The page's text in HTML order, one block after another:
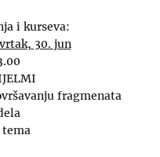
i kurseva:
30. jun
fragmenata
tema